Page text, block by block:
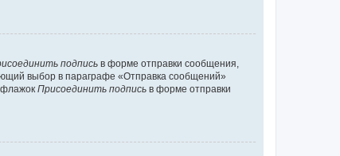
подпись в форме отправки сообщения,
выбор в параграфе «Отправка сообщений»
флажок Присоединить подпись в форме отправки